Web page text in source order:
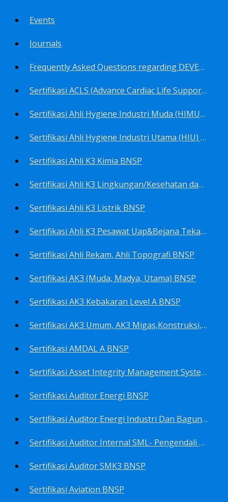
Events
Journals
Frequently Asked Questions regarding DEVELOP Training Center
Sertifikasi ACLS (Advance Cardiac Life Support) BNSP
Sertifikasi Ahli Hygiene Industri Muda (HIMU) BNSP
Sertifikasi Ahli Hygiene Industri Utama (HIU) BNSP
Sertifikasi Ahli K3 Kimia BNSP
Sertifikasi Ahli K3 Lingkungan/Kesehatan dan Keselamatan Kerja Lingkungan
Sertifikasi Ahli K3 Listrik BNSP
Sertifikasi Ahli K3 Pesawat Uap&Bejana Tekan BNSP
Sertifikasi Ahli Rekam, Ahli Topografi BNSP
Sertifikasi AK3 (Muda, Madya, Utama) BNSP
Sertifikasi AK3 Kebakaran Level A BNSP
Sertifikasi AK3 Umum, AK3 Migas,Konstruksi,Listrik&Boiler BNSP
Sertifikasi AMDAL A BNSP
Sertifikasi Asset Integrity Management System BNSP
Sertifikasi Auditor Energi BNSP
Sertifikasi Auditor Energi Industri Dan Bagunan Gedung BNSP
Sertifikasi Auditor Internal SML- Pengendali Dan Penerapan SML- Perencana SML- Manajer SML- Pengendali Dokumen SML BNSP
Sertifikasi Auditor SMK3 BNSP
Sertifikasi Aviation BNSP